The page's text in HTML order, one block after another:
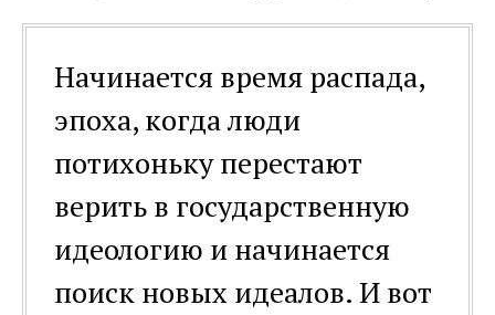
Начинается время распада,
эпоха, когда люди
потихоньку перестают
верить в государственную
идеологию и начинается
поиск новых идеалов. И вот